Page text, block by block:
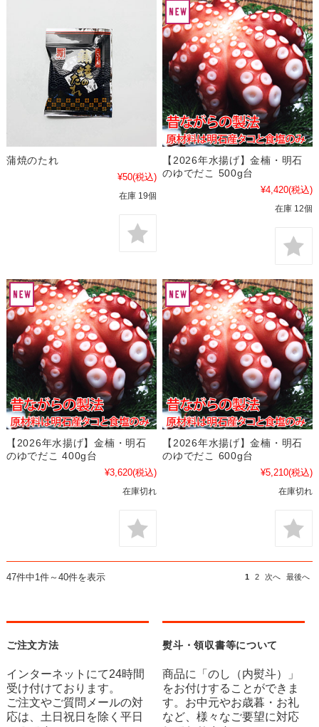
蒲焼のたれ
¥50(税込)
在庫 19個
【2026年水揚げ】金楠・明石
のゆでだこ 500g台
¥4,420(税込)
在庫 12個
【2026年水揚げ】金楠・明石
のゆでだこ 400g台
¥3,620(税込)
在庫切れ
【2026年水揚げ】金楠・明石
のゆでだこ 600g台
¥5,210(税込)
在庫切れ
47件中1件～40件を表示 1 2 次へ 最後へ
ご注文方法
インターネットにて24時間
受け付けております。
ご注文やご質問メールの対
応は、土日祝日を除く平日
熨斗・領収書等について
商品に「のし（内熨斗）」
をお付けすることができま
す。お中元やお歳暮・お礼
など、様々なご要望に対応